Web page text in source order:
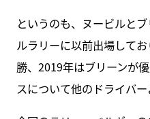
というのも、ヌービルと
ルラリーに以前出場して
勝、2019年はブリーンが
スについて他のドライバ